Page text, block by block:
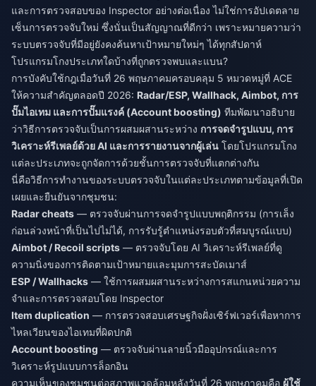
และการตรวจสอบของ Inspector อย่างต่อเนื่อง ไม่ใช่การอัปเดตลาย
เซ็นการตรวจจับใหม่ ซึ่งนั่นเป็นสัญญาณที่ดีกว่า เพราะหมายความว่า
ระบบตรวจจับที่มีอยู่ยังคงค้นหาเป้าหมายใหม่ๆ ได้ทุกสัปดาห์
โปรแกรมโกงประเภทใดบ้างที่ถูกตรวจพบและแบน?
การบังคับใช้กฎเมื่อวันที่ 26 พฤษภาคมครอบคลุม 5 หมวดหมู่ที่ ACE
ให้ความสำคัญตลอดปี 2026: Radar/ESP, Wallhack, Aimbot, การ
ปั๊มไอเทม และการปั๊มแรงค์ (Account boosting) ทีมพัฒนาอธิบาย
ว่าวิธีการตรวจจับเป็นการผสมผสานระหว่าง การจดจำรูปแบบ, การ
วิเคราะห์รีเพลย์ด้วย AI และการรายงานจากผู้เล่น โดยโปรแกรมโกง
แต่ละประเภทจะถูกจัดการด้วยชั้นการตรวจจับที่แตกต่างกัน
นี่คือวิธีการทำงานของระบบตรวจจับในแต่ละประเภทตามข้อมูลที่เปิด
เผยและยืนยันจากชุมชน:
Radar cheats — ตรวจจับผ่านการจดจำรูปแบบพฤติกรรม (การเล็ง
ก่อนล่วงหน้าที่เป็นไปไม่ได้, การรับรู้ตำแหน่งรอบตัวที่สมบูรณ์แบบ)
Aimbot / Recoil scripts — ตรวจจับโดย AI วิเคราะห์รีเพลย์ที่ดู
ความนิ่งของการติดตามเป้าหมายและมุมการสะบัดเมาส์
ESP / Wallhacks — ใช้การผสมผสานระหว่างการสแกนหน่วยความ
จำและการตรวจสอบโดย Inspector
Item duplication — การตรวจสอบเศรษฐกิจฝั่งเซิร์ฟเวอร์เพื่อหาการ
ไหลเวียนของไอเทมที่ผิดปกติ
Account boosting — ตรวจจับผ่านลายนิ้วมืออุปกรณ์และการ
วิเคราะห์รูปแบบการล็อกอิน
ความเห็นของชุมชนต่อสภาพแวดล้อมหลังวันที่ 26 พฤษภาคมคือ ผู้ใช้